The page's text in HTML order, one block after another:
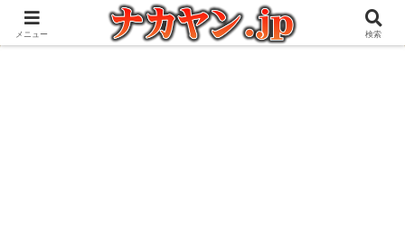
アウトドアとガジェット好きな管理人の愉快な日々を綴るブログ
メニュー 検索